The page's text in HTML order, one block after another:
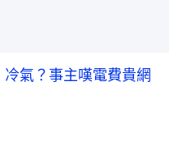
氣？事主嘆電費貴網